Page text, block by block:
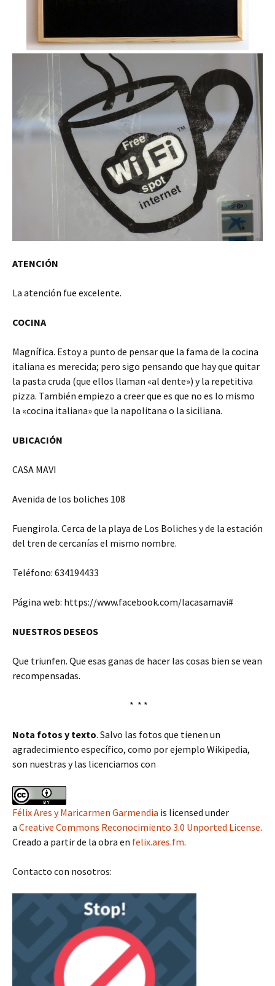
ATENCIÓN
La atención fue excelente.
COCINA
Magnífica. Estoy a punto de pensar que la fama de la cocina
italiana es merecida; pero sigo pensando que hay que quitar
la pasta cruda (que ellos llaman «al dente») y la repetitiva
pizza. También empiezo a creer que es que no es lo mismo
la «cocina italiana» que la napolitana o la siciliana.
UBICACIÓN
CASA MAVI
Avenida de los boliches 108
Fuengirola. Cerca de la playa de Los Boliches y de la estación
del tren de cercanías el mismo nombre.
Teléfono: 634194433
Página web: https://www.facebook.com/lacasamavi#
NUESTROS DESEOS
Que triunfen. Que esas ganas de hacer las cosas bien se vean
recompensadas.
* * *
Nota fotos y texto. Salvo las fotos que tienen un
agradecimiento específico, como por ejemplo Wikipedia,
son nuestras y las licenciamos con
Félix Ares y Maricarmen Garmendia is licensed under
a Creative Commons Reconocimiento 3.0 Unported License.
Creado a partir de la obra en felix.ares.fm.
Contacto con nosotros: